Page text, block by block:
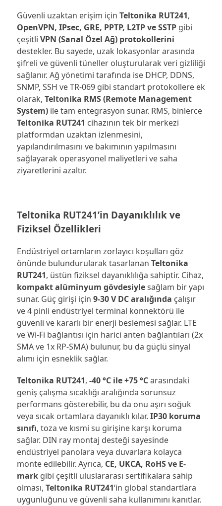
Güvenli uzaktan erişim için Teltonika RUT241,
OpenVPN, IPsec, GRE, PPTP, L2TP ve SSTPgibi
çeşitli VPN (Sanal Özel Ağ) protokollerini
destekler. Bu sayede, uzak lokasyonlar arasında
şifreli ve güvenli tüneller oluşturularak veri gizliliği
sağlanır. Ağ yönetimi tarafında ise DHCP, DDNS,
SNMP, SSH ve TR-069 gibi standart protokollere ek
olarak, Teltonika RMS (Remote Management
System)ile tam entegrasyon sunar. RMS, binlerce
Teltonika RUT241 cihazının tek bir merkezi
platformdan uzaktan izlenmesini,
yapılandırılmasını ve bakımının yapılmasını
sağlayarak operasyonel maliyetleri ve saha
ziyaretlerini azaltır.
Teltonika RUT241’in Dayanıklılık ve
Fiziksel Özellikleri
Endüstriyel ortamların zorlayıcı koşulları göz
önünde bulundurularak tasarlanan Teltonika
RUT241, üstün fiziksel dayanıklılığa sahiptir. Cihaz,
kompakt alüminyum gövdesiylesağlam bir yapı
sunar. Güç girişi için 9-30 V DC aralığında çalışır
ve 4 pinli endüstriyel terminal konnektörü ile
güvenli ve kararlı bir enerji beslemesi sağlar. LTE
ve Wi-Fi bağlantısı için harici anten bağlantıları (2x
SMA ve 1x RP-SMA) bulunur, bu da güçlü sinyal
alımı için esneklik sağlar.
Teltonika RUT241, -40 °C ile +75 °Carasındaki
geniş çalışma sıcaklığı aralığında sorunsuz
performans gösterebilir, bu da onu aşırı soğuk
veya sıcak ortamlara dayanıklı kılar. IP30 koruma
sınıfı, toza ve kısmi su girişine karşı koruma
sağlar. DIN ray montaj desteği sayesinde
endüstriyel panolara veya duvarlara kolayca
monte edilebilir. Ayrıca, CE, UKCA, RoHS ve E-
markgibi çeşitli uluslararası sertifikalara sahip
olması, Teltonika RUT241‘in global standartlara
uygunluğunu ve güvenli saha kullanımını kanıtlar.